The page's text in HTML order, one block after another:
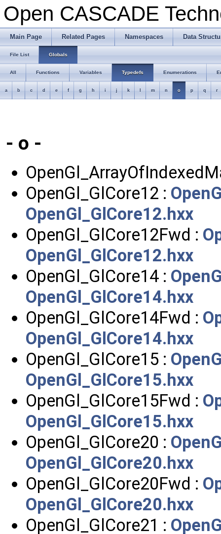
Open CASCADE
Main Page Related Pages Namespaces Data
File List Globals
All Functions Variables Typedefs Enumerations
a b c d e f g h i j k m n o p q r
- o -
OpenGl_GlCore12 :
OpenGl_GlCore12.hxx
OpenGl_GlCore12Fwd :
OpenGl_GlCore12.hxx
OpenGl_GlCore14 :
OpenGl_GlCore14.hxx
OpenGl_GlCore14Fwd :
OpenGl_GlCore14.hxx
OpenGl_GlCore15 :
OpenGl_GlCore15.hxx
OpenGl_GlCore15Fwd :
OpenGl_GlCore15.hxx
OpenGl_GlCore20 :
OpenGl_GlCore20.hxx
OpenGl_GlCore20Fwd :
OpenGl_GlCore20.hxx
OpenGl_GlCore21 :